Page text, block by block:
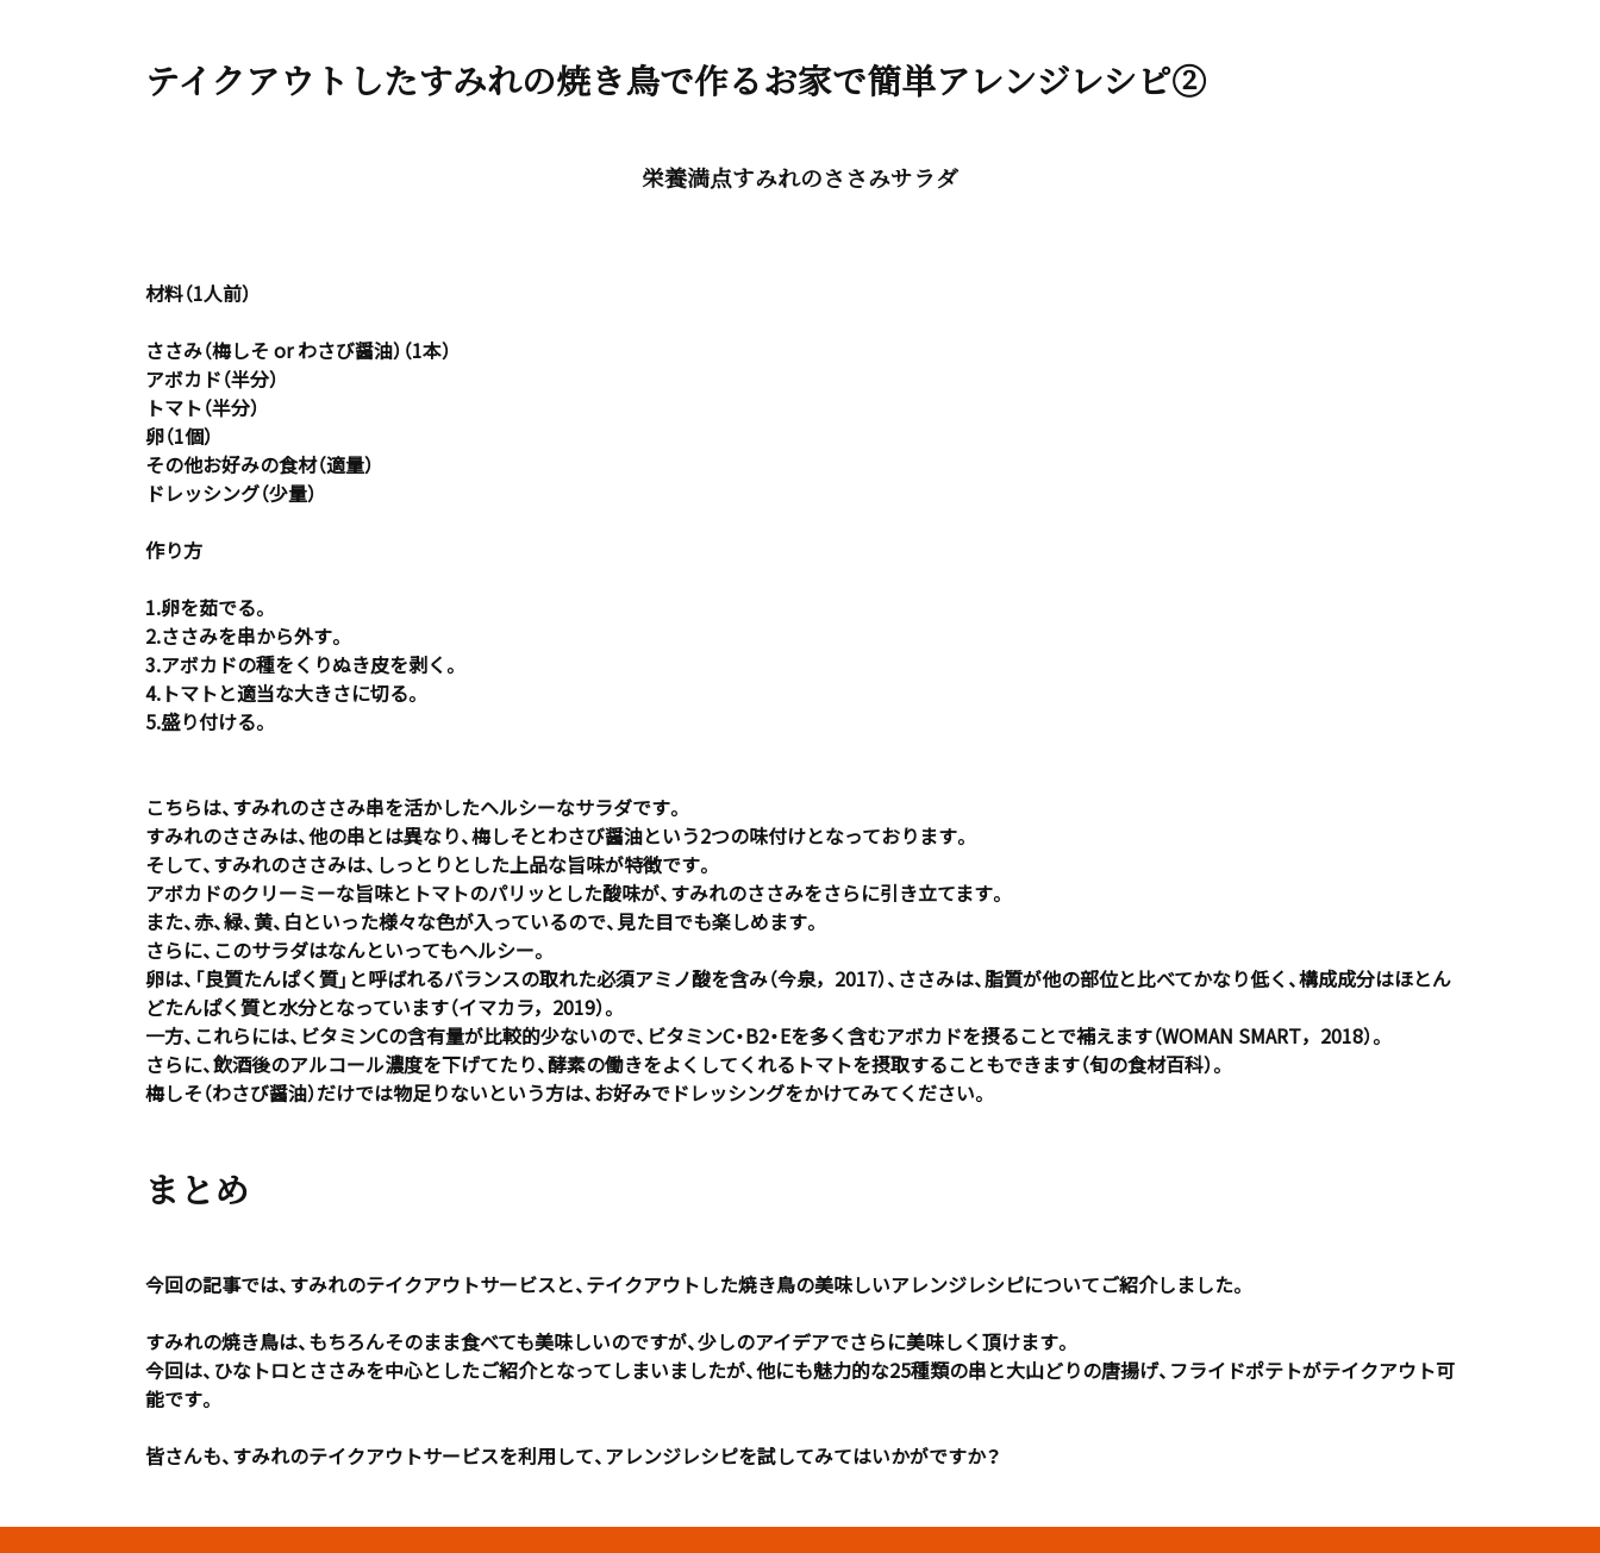
テイクアウトしたすみれの焼き鳥で作るお家で簡単アレンジレシピ②
栄養満点すみれのささみサラダ
材料（1人前）
ささみ（梅しそ or わさび醤油）（1本）
アボカド（半分）
トマト（半分）
卵（1個）
その他お好みの食材（適量）
ドレッシング（少量）
作り方
1.卵を茹でる。
2.ささみを串から外す。
3.アボカドの種をくりぬき皮を剥く。
4.トマトと適当な大きさに切る。
5.盛り付ける。
こちらは、すみれのささみ串を活かしたヘルシーなサラダです。
すみれのささみは、他の串とは異なり、梅しそとわさび醤油という2つの味付けとなっております。
そして、すみれのささみは、しっとりとした上品な旨味が特徴です。
アボカドのクリーミーな旨味とトマトのパリッとした酸味が、すみれのささみをさらに引き立てます。
また、赤、緑、黄、白といった様々な色が入っているので、見た目でも楽しめます。
さらに、このサラダはなんといってもヘルシー。
卵は、「良質たんぱく質」と呼ばれるバランスの取れた必須アミノ酸を含み（今泉，2017）、ささみは、脂質が他の部位と比べてかなり低く、構成成分はほとん
どたんぱく質と水分となっています（イマカラ，2019）。
一方、これらには、ビタミンCの含有量が比較的少ないので、ビタミンC・B2・Eを多く含むアボカドを摂ることで補えます（WOMAN SMART，2018）。
さらに、飲酒後のアルコール濃度を下げてたり、酵素の働きをよくしてくれるトマトを摂取することもできます（旬の食材百科）。
梅しそ（わさび醤油）だけでは物足りないという方は、お好みでドレッシングをかけてみてください。
まとめ
今回の記事では、すみれのテイクアウトサービスと、テイクアウトした焼き鳥の美味しいアレンジレシピについてご紹介しました。
すみれの焼き鳥は、もちろんそのまま食べても美味しいのですが、少しのアイデアでさらに美味しく頂けます。
今回は、ひなトロとささみを中心としたご紹介となってしまいましたが、他にも魅力的な25種類の串と大山どりの唐揚げ、フライドポテトがテイクアウト可
能です。
皆さんも、すみれのテイクアウトサービスを利用して、アレンジレシピを試してみてはいかがですか？